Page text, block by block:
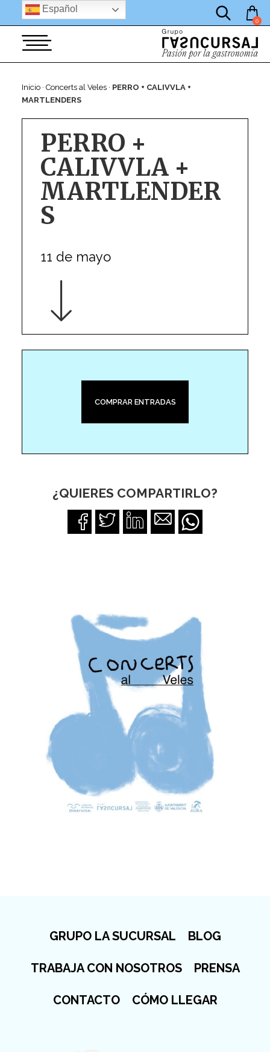
contenido
0
Inicio · Concerts al Veles · PERRO + CALIVVLA +
MARTLENDERS
PERRO +
CALIVVLA +
MARTLENDER
S
11 de mayo
COMPRAR ENTRADAS
¿QUIERES COMPARTIRLO?
GRUPO LA SUCURSAL BLOG
TRABAJA CON NOSOTROS PRENSA
CONTACTO CÓMO LLEGAR
Español